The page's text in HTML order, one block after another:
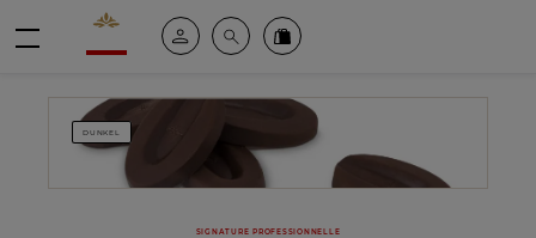
Valrhona - Imaginons le meilleur du chocolat
Mein kontoSuche Valrhona Collection
DUNKEL
SIGNATURE PROFESSIONNELLE